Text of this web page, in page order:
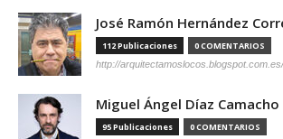
José Ramón Hernández
112 Publicaciones 0 COMENTARIOS
http://arquitectamoslocos.blogspot.com.es/
Miguel Ángel Díaz Camacho
95 Publicaciones 0 COMENTARIOS